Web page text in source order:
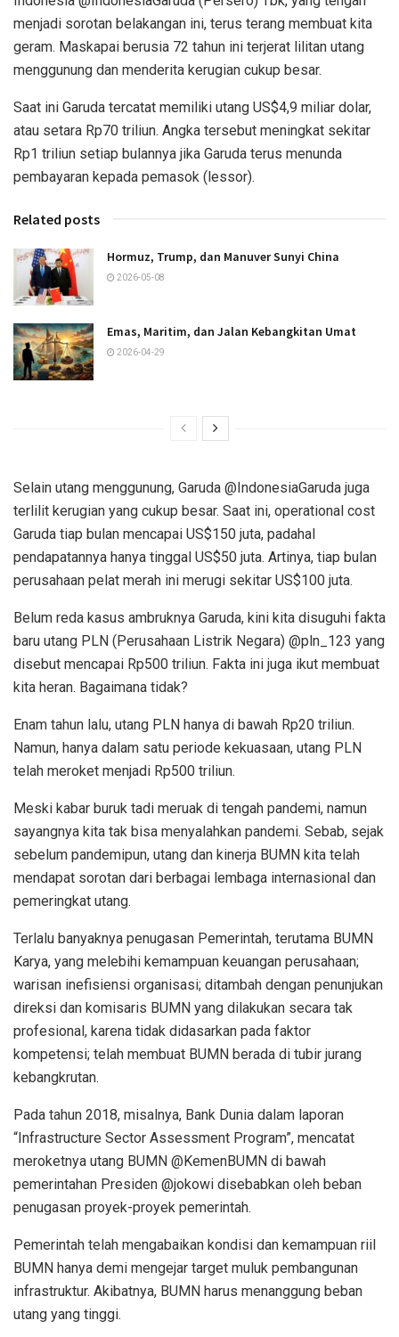
menjadi sorotan belakangan ini, terus terang membuat kita
geram. Maskapai berusia 72 tahun ini terjerat lilitan utang
menggunung dan menderita kerugian cukup besar.
Saat ini Garuda tercatat memiliki utang US$4,9 miliar dolar,
atau setara Rp70 triliun. Angka tersebut meningkat sekitar
Rp1 triliun setiap bulannya jika Garuda terus menunda
pembayaran kepada pemasok (lessor).
Related posts
Hormuz, Trump, dan Manuver Sunyi China
2026-05-08
Emas, Maritim, dan Jalan Kebangkitan Umat
2026-04-29
Selain utang menggunung, Garuda @IndonesiaGaruda juga
terlilit kerugian yang cukup besar. Saat ini, operational cost
Garuda tiap bulan mencapai US$150 juta, padahal
pendapatannya hanya tinggal US$50 juta. Artinya, tiap bulan
perusahaan pelat merah ini merugi sekitar US$100 juta.
Belum reda kasus ambruknya Garuda, kini kita disuguhi fakta
baru utang PLN (Perusahaan Listrik Negara) @pln_123 yang
disebut mencapai Rp500 triliun. Fakta ini juga ikut membuat
kita heran. Bagaimana tidak?
Enam tahun lalu, utang PLN hanya di bawah Rp20 triliun.
Namun, hanya dalam satu periode kekuasaan, utang PLN
telah meroket menjadi Rp500 triliun.
Meski kabar buruk tadi meruak di tengah pandemi, namun
sayangnya kita tak bisa menyalahkan pandemi. Sebab, sejak
sebelum pandemipun, utang dan kinerja BUMN kita telah
mendapat sorotan dari berbagai lembaga internasional dan
pemeringkat utang.
Terlalu banyaknya penugasan Pemerintah, terutama BUMN
Karya, yang melebihi kemampuan keuangan perusahaan;
warisan inefisiensi organisasi; ditambah dengan penunjukan
direksi dan komisaris BUMN yang dilakukan secara tak
profesional, karena tidak didasarkan pada faktor
kompetensi; telah membuat BUMN berada di tubir jurang
kebangkrutan.
Pada tahun 2018, misalnya, Bank Dunia dalam laporan
“Infrastructure Sector Assessment Program”, mencatat
meroketnya utang BUMN @KemenBUMN di bawah
pemerintahan Presiden @jokowi disebabkan oleh beban
penugasan proyek-proyek pemerintah.
Pemerintah telah mengabaikan kondisi dan kemampuan riil
BUMN hanya demi mengejar target muluk pembangunan
infrastruktur. Akibatnya, BUMN harus menanggung beban
utang yang tinggi.